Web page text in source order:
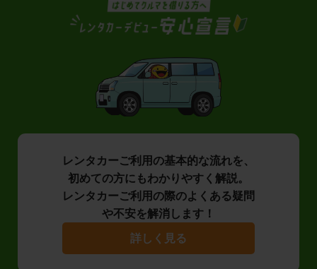
レンタカーご利用の基本的な流れを、
初めての方にもわかりやすく解説。
レンタカーご利用の際のよくある疑問
や不安を解消します！
詳しく見る